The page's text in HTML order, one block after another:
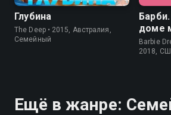
Глубина
The Deep • 2015, Австралия,
Семейный
доме
Barbie
2018,
Ещё в жанре: